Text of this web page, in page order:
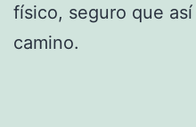
físico, seguro que
camino.